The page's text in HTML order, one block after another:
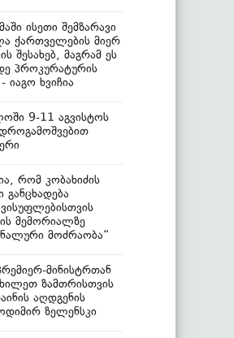
ისეთი შემზარავი
ქართველების მიერ
შესახებ, მაგრამ ეს
პროკურატურის
იაგო ხვიჩია
9-11 აგვისტოს
რომ კობახიძის
მემორიალზე
მოძრაობა“
მინისტრთან
ზამთრისთვის
აღდგენის
ზელენსკი